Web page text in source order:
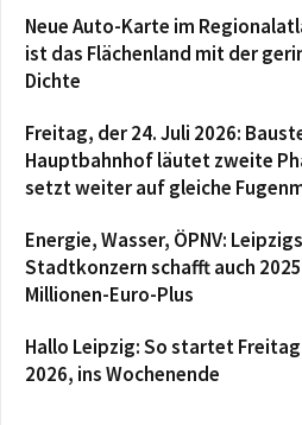
Neue Auto-Karte im
ist das Flächenland mit der
Dichte
Freitag, der 24. Juli 2026:
Hauptbahnhof läutet zweite
setzt weiter auf gleiche
Energie, Wasser, ÖPNV: Leipzigs
Stadtkonzern schafft auch
Millionen-Euro-Plus
Hallo Leipzig: So startet
2026, ins Wochenende